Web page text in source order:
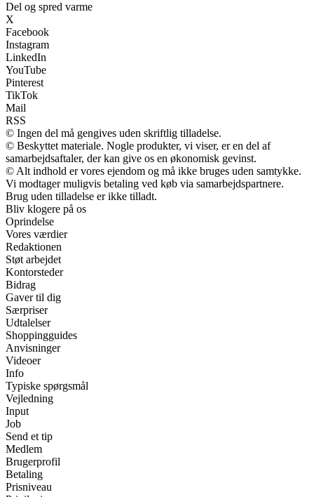
Del og spred varme
X
Facebook
Instagram
LinkedIn
YouTube
Pinterest
TikTok
Mail
RSS
© Ingen del må gengives uden skriftlig tilladelse.
© Beskyttet materiale. Nogle produkter, vi viser, er en del af
samarbejdsaftaler, der kan give os en økonomisk gevinst.
© Alt indhold er vores ejendom og må ikke bruges uden samtykke.
Vi modtager muligvis betaling ved køb via samarbejdspartnere.
Brug uden tilladelse er ikke tilladt.
Bliv klogere på os
Oprindelse
Vores værdier
Redaktionen
Støt arbejdet
Kontorsteder
Bidrag
Gaver til dig
Særpriser
Udtalelser
Shoppingguides
Anvisninger
Videoer
Info
Typiske spørgsmål
Vejledning
Input
Job
Send et tip
Medlem
Brugerprofil
Betaling
Prisniveau